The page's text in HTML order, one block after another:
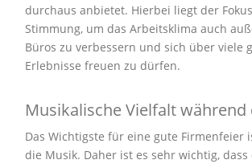
durchaus anbietet. Hierbei liegt der
Stimmung, um das Arbeitsklima auch
Büros zu verbessern und sich über viele
Erlebnisse freuen zu dürfen.
Musikalische Vielfalt während
Das Wichtigste für eine gute Firmenfeier
die Musik. Daher ist es sehr wichtig,